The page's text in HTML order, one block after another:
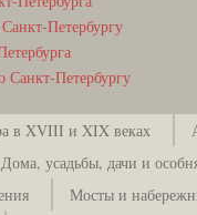
Петербургу
Санкт-Петербургу
в XVIII и XIX веках
Дома, усадьбы, дачи и
Мосты и